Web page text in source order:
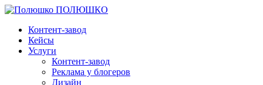
ПОЛЮШКО
Контент-завод
Кейсы
Услуги
Контент-завод
Реклама у блогеров
Дизайн